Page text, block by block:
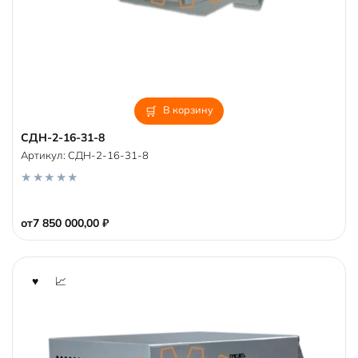
В корзину
СДН-2-16-31-8
от7 850 000,00 ₽
Артикул: СДН-2-16-31-8
u
t
f